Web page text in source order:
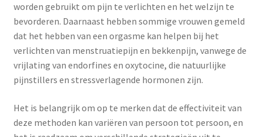
worden gebruikt om pijn te verlichten en het welzijn te
bevorderen. Daarnaast hebben sommige vrouwen gemeld
dat het hebben van een orgasme kan helpen bij het
verlichten van menstruatiepijn en bekkenpijn, vanwege de
vrijlating van endorfines en oxytocine, die natuurlijke
pijnstillers en stressverlagende hormonen zijn.
Het is belangrijk om op te merken dat de effectiviteit van
deze methoden kan variëren van persoon tot persoon, en